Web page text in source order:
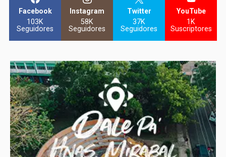
Facebook
103K
Seguidores
Instagram
58K
Seguidores
Twitter
37K
Seguidores
YouTube
1K
Suscriptores